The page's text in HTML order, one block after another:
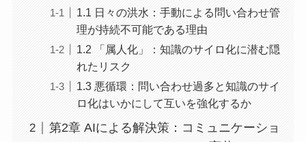
1.1 日々の洪水：手動による問い合わせ管
理が持続不可能である理由
1.2 「属人化」：知識のサイロ化に潜む隠
れたリスク
1.3 悪循環：問い合わせ過多と知識のサイ
ロ化はいかにして互いを強化するか
第2章 AIによる解決策：コミュニケーショ